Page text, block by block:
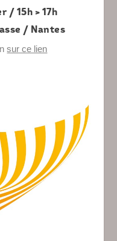
/ 15h > 17h
/ Nantes
sur ce lien